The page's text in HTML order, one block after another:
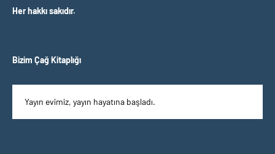
Her hakkı sakıdır.
Bizim Çağ Kitaplığı
Yayın evimiz, yayın hayatına başladı.